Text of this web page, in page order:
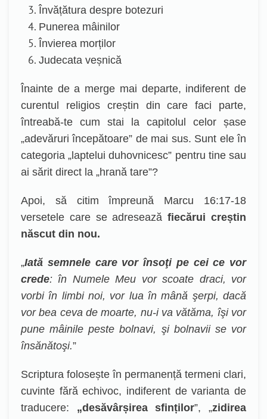
Învățătura despre botezuri
Punerea mâinilor
Învierea morților
Judecata veșnică
Înainte de a merge mai departe, indiferent de
curentul religios creștin din care faci parte,
întreabă-te cum stai la capitolul celor șase
„adevăruri începătoare” de mai sus. Sunt ele în
categoria „laptelui duhovnicesc” pentru tine sau
ai sărit direct la „hrană tare”?
Apoi, să citim împreună Marcu 16:17-18
versetele care se adreseazăfiecărui creștin
născut din nou.
„Iată semnele care vor însoţi pe cei ce vor
crede: în Numele Meu vor scoate draci, vor
vorbi în limbi noi, vor lua în mână şerpi, dacă
vor bea ceva de moarte, nu-i va vătăma, îşi vor
pune mâinile peste bolnavi, şi bolnavii se vor
însănătoşi.”
Scriptura folosește în permanență termeni clari,
cuvinte fără echivoc, indiferent de varianta de
traducere: „desăvârșirea sfinților”, „zidirea